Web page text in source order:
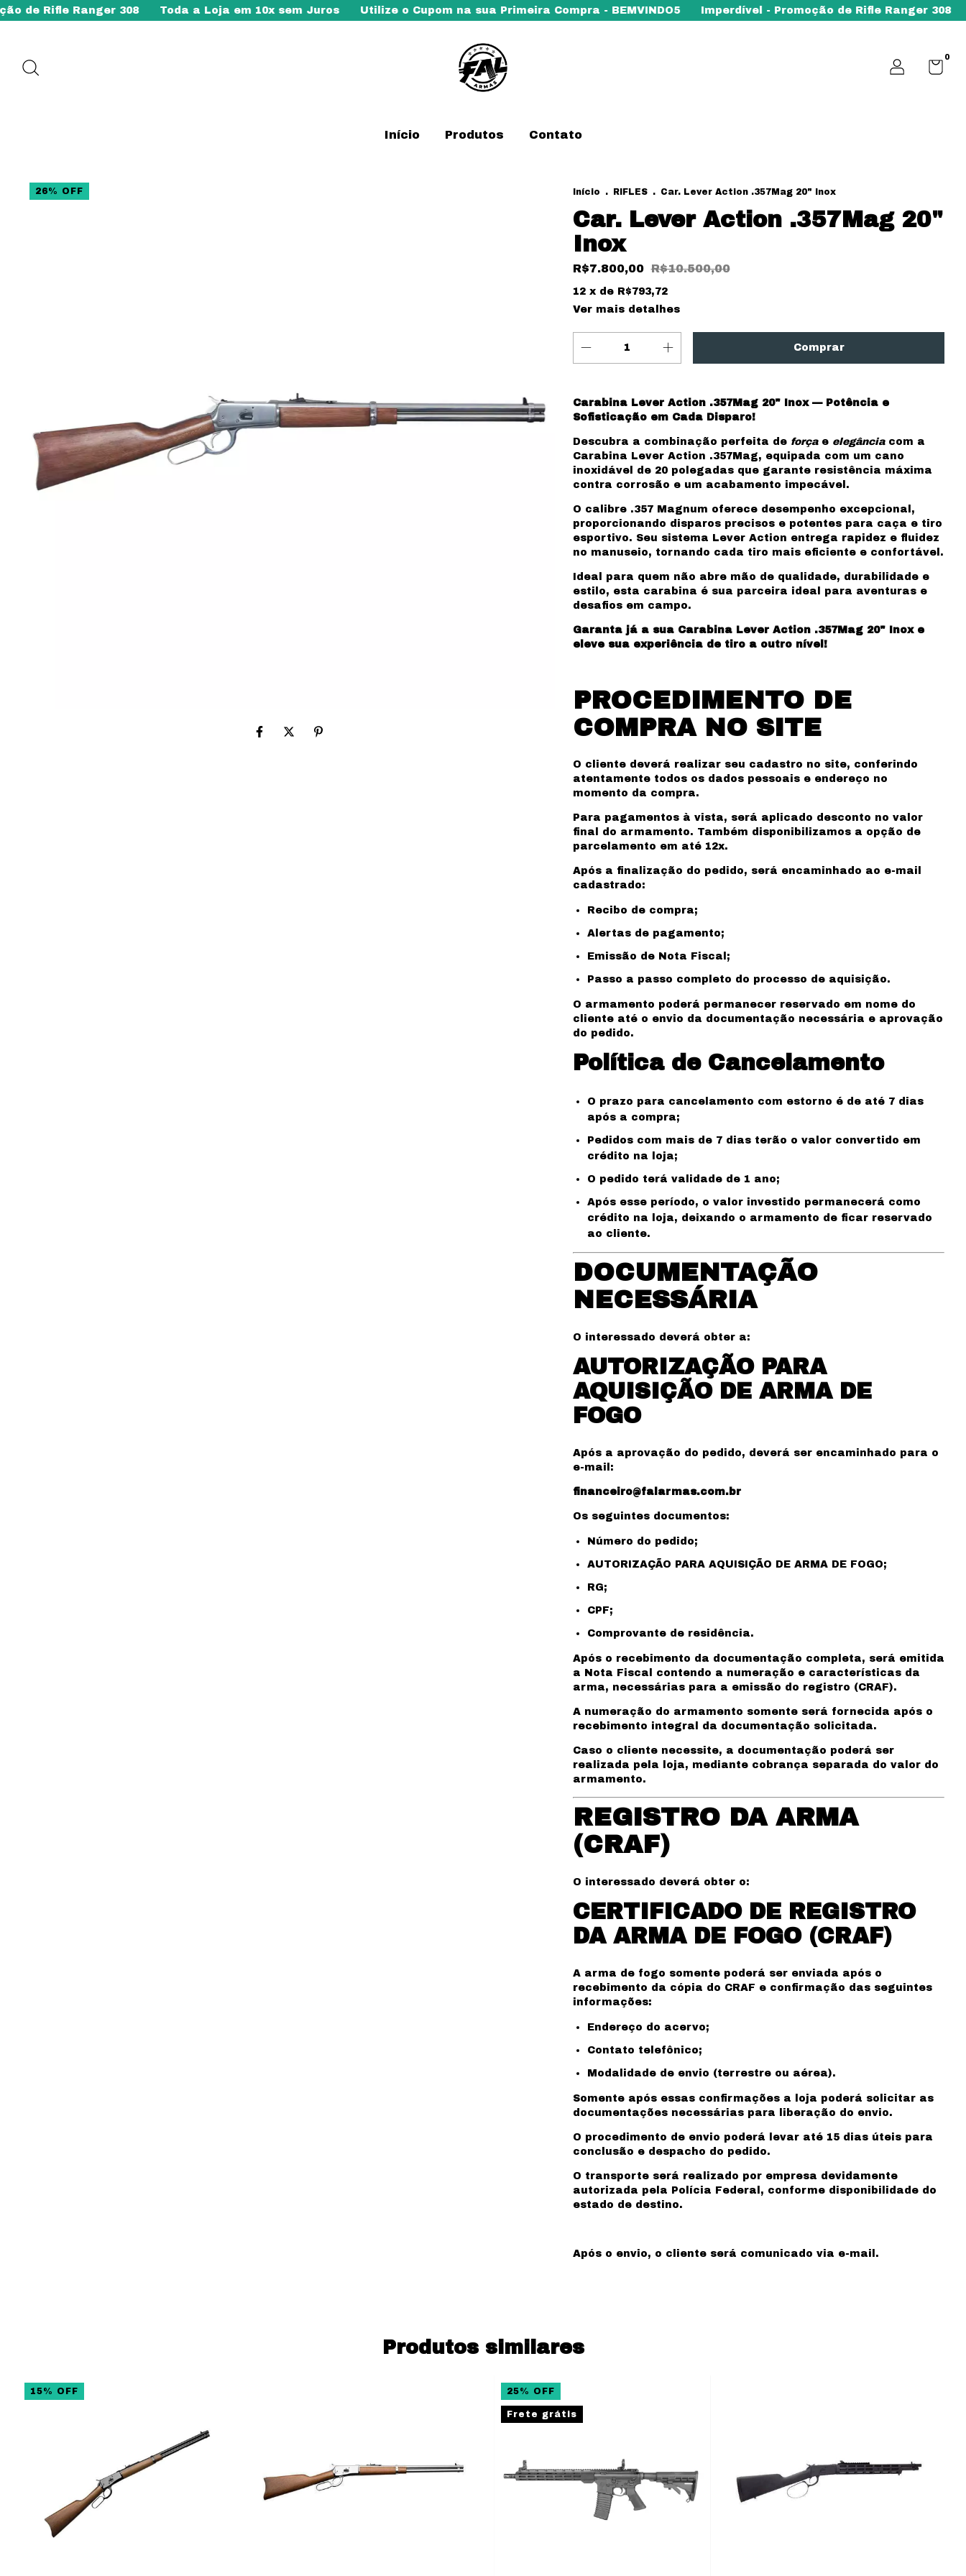
Ranger 308 Toda a Loja em 10x sem Juros Utilize o Cupom na sua Primeira Compra - BEMVINDO5 Imperdível - Promoção de Rifle Ranger 308 Toda a
0
Início Produtos Contato
26% OFF Início . RIFLES . Car. Lever Action .357Mag 20" Inox
Car. Lever Action .357Mag 20"
Inox
R$7.800,00 R$10.500,00
12 x de R$793,72
Ver mais detalhes
Carabina Lever Action .357Mag 20" Inox — Potência e
Sofisticação em Cada Disparo!
Descubra a combinação perfeita de forçae elegânciacom a
Carabina Lever Action .357Mag, equipada com um cano
inoxidável de 20 polegadas que garante resistência máxima
contra corrosão e um acabamento impecável.
O calibre .357 Magnum oferece desempenho excepcional,
proporcionando disparos precisos e potentes para caça e tiro
esportivo. Seu sistema Lever Action entrega rapidez e fluidez
no manuseio, tornando cada tiro mais eficiente e confortável.
Ideal para quem não abre mão de qualidade, durabilidade e
estilo, esta carabina é sua parceira ideal para aventuras e
desafios em campo.
Garanta já a sua Carabina Lever Action .357Mag 20" Inox e
eleve sua experiência de tiro a outro nível!
PROCEDIMENTO DE
COMPRA NO SITE
O cliente deverá realizar seu cadastro no site, conferindo
atentamente todos os dados pessoais e endereço no
momento da compra.
Para pagamentos à vista, será aplicado desconto no valor
final do armamento. Também disponibilizamos a opção de
parcelamento em até 12x.
Após a finalização do pedido, será encaminhado ao e-mail
cadastrado:
Recibo de compra;
Alertas de pagamento;
Emissão de Nota Fiscal;
Passo a passo completo do processo de aquisição.
O armamento poderá permanecer reservado em nome do
cliente até o envio da documentação necessária e aprovação
do pedido.
Política de Cancelamento
O prazo para cancelamento com estorno é de até 7 dias
após a compra;
Pedidos com mais de 7 dias terão o valor convertido em
crédito na loja;
O pedido terá validade de 1 ano;
Após esse período, o valor investido permanecerá como
crédito na loja, deixando o armamento de ficar reservado
ao cliente.
DOCUMENTAÇÃO
NECESSÁRIA
O interessado deverá obter a:
AUTORIZAÇÃO PARA
AQUISIÇÃO DE ARMA DE
FOGO
Após a aprovação do pedido, deverá ser encaminhado para o
e-mail:
financeiro@falarmas.com.br
Os seguintes documentos:
Número do pedido;
AUTORIZAÇÃO PARA AQUISIÇÃO DE ARMA DE FOGO;
RG;
CPF;
Comprovante de residência.
Após o recebimento da documentação completa, será emitida
a Nota Fiscal contendo a numeração e características da
arma, necessárias para a emissão do registro (CRAF).
A numeração do armamento somente será fornecida após o
recebimento integral da documentação solicitada.
Caso o cliente necessite, a documentação poderá ser
realizada pela loja, mediante cobrança separada do valor do
armamento.
REGISTRO DA ARMA
(CRAF)
O interessado deverá obter o:
CERTIFICADO DE REGISTRO
DA ARMA DE FOGO (CRAF)
A arma de fogo somente poderá ser enviada após o
recebimento da cópia do CRAF e confirmação das seguintes
informações:
Endereço do acervo;
Contato telefônico;
Modalidade de envio (terrestre ou aérea).
Somente após essas confirmações a loja poderá solicitar as
documentações necessárias para liberação do envio.
O procedimento de envio poderá levar até 15 dias úteis para
conclusão e despacho do pedido.
O transporte será realizado por empresa devidamente
autorizada pela Polícia Federal, conforme disponibilidade do
estado de destino.
Após o envio, o cliente será comunicado via e-mail.
Produtos similares
15% OFF 25% OFF
Frete grátis